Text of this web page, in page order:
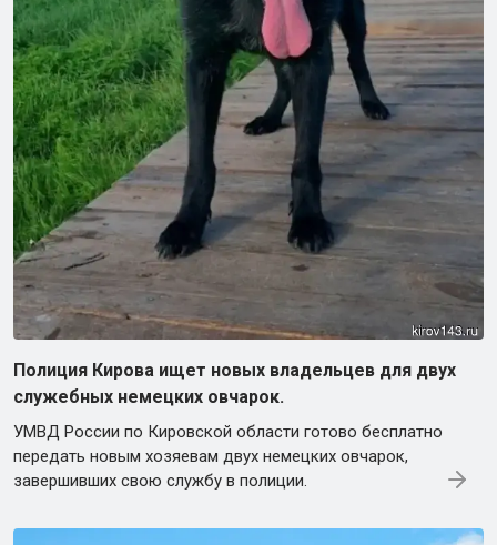
Полиция Кирова ищет новых владельцев для двух
служебных немецких овчарок.
УМВД России по Кировской области готово бесплатно
передать новым хозяевам двух немецких овчарок,
завершивших свою службу в полиции.